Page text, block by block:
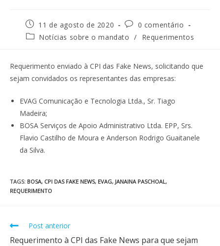
11 de agosto de 2020
0 comentário
Notícias sobre o mandato / Requerimentos
Requerimento enviado à CPI das Fake News, solicitando que
sejam convidados os representantes das empresas:
EVAG Comunicação e Tecnologia Ltda., Sr. Tiago
Madeira;
BOSA Serviços de Apoio Administrativo Ltda. EPP, Srs.
Flavio Castilho de Moura e Anderson Rodrigo Guaitanele
da Silva.
TAGS: BOSA, CPI DAS FAKE NEWS, EVAG, JANAINA PASCHOAL,
REQUERIMENTO
Post anterior
Requerimento à CPI das Fake News para que sejam